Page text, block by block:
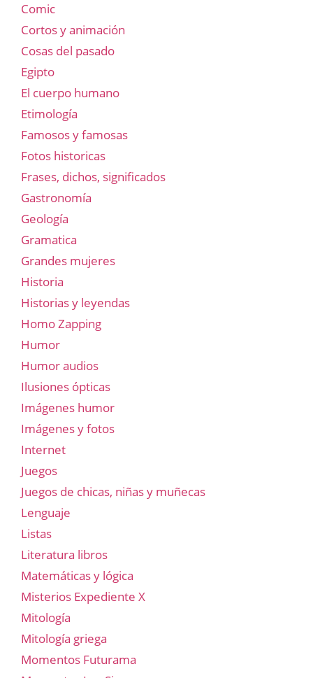
Comic
Cortos y animación
Cosas del pasado
Egipto
El cuerpo humano
Etimología
Famosos y famosas
Fotos historicas
Frases, dichos, significados
Gastronomía
Geología
Gramatica
Grandes mujeres
Historia
Historias y leyendas
Homo Zapping
Humor
Humor audios
Ilusiones ópticas
Imágenes humor
Imágenes y fotos
Internet
Juegos
Juegos de chicas, niñas y muñecas
Lenguaje
Listas
Literatura libros
Matemáticas y lógica
Misterios Expediente X
Mitología
Mitología griega
Momentos Futurama